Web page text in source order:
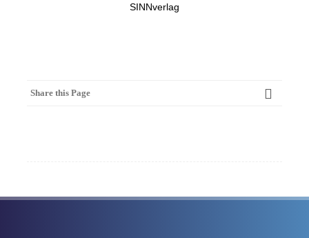
SINNverlag
Share this Page